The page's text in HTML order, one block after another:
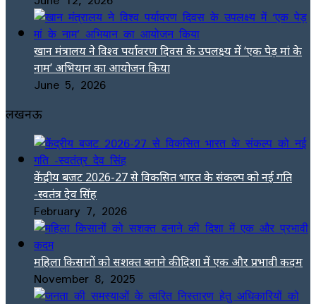
खान मंत्रालय ने विश्व पर्यावरण दिवस के उपलक्ष्य में ‘एक पेड़ मां के
नाम’ अभियान का आयोजन किया
June 5, 2026
लखनऊ
केंद्रीय बजट 2026-27 से विकसित भारत के संकल्प को नई गति
-स्वतंत्र देव सिंह
February 7, 2026
महिला किसानों को सशक्त बनाने की दिशा में एक और प्रभावी कदम
November 8, 2025